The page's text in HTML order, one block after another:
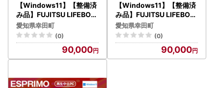
【Windows11】【整備済
み品】FUJITSU LIFEBOO
K A579 第8世代 Core i5 8
GB SSD256GB 15.6イン
チ WPS Office ノートパソ
コン | パソコン 中古PC 電
子機器 日用品
愛知県幸田町
(0)
90,000
【Windows11】【整備済
み品】FUJITSU LIFEBOO
K U938/U939 第8世代 C
ore i5 8GB SSD256GB 13
.3インチ WPS Office ノー
トパソコン | パソコン 中古
PC 電子機器 日用品
愛知県幸田町
(0)
90,000